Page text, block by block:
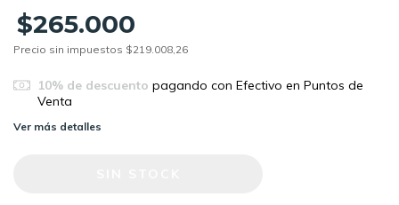
$265.000
Precio sin impuestos $219.008,26
10% de descuento pagando con Efectivo en Puntos de
Venta
Ver más detalles